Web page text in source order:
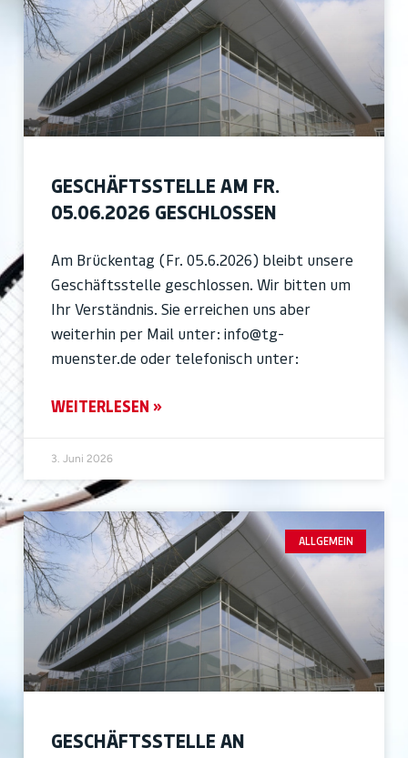
GESCHÄFTSSTELLE AM FR.
05.06.2026 GESCHLOSSEN
Am Brückentag (Fr. 05.6.2026) bleibt unsere
Geschäftsstelle geschlossen. Wir bitten um
Ihr Verständnis. Sie erreichen uns aber
weiterhin per Mail unter: info@tg-
muenster.de oder telefonisch unter:
WEITERLESEN »
3. Juni 2026
ALLGEMEIN
GESCHÄFTSSTELLE AN